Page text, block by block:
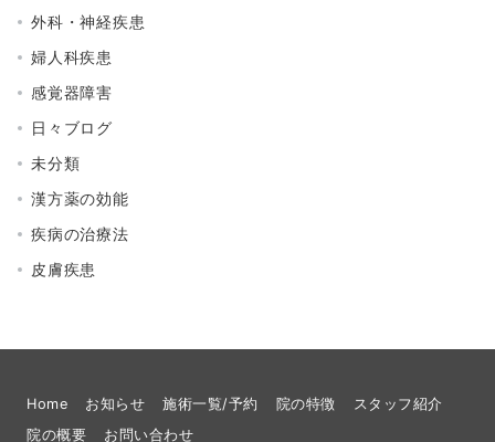
外科・神経疾患
婦人科疾患
感覚器障害
日々ブログ
未分類
漢方薬の効能
疾病の治療法
皮膚疾患
Home お知らせ 施術一覧/予約 院の特徴
スタッフ紹介
院の概要
お問い合わせ